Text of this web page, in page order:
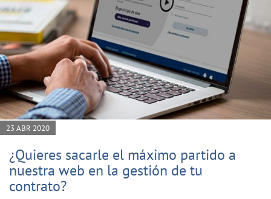
23 ABR 2020
¿Quieres sacarle el máximo partido a
nuestra web en la gestión de tu
contrato?